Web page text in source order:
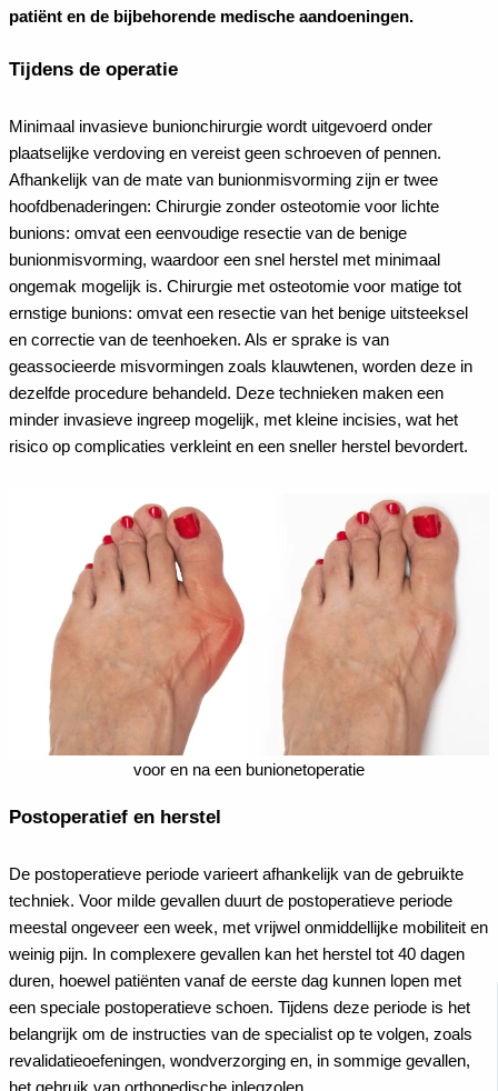
patiënt en de bijbehorende medische aandoeningen.
Tijdens de operatie
Minimaal invasieve bunionchirurgie wordt uitgevoerd onder
plaatselijke verdoving en vereist geen schroeven of pennen.
Afhankelijk van de mate van bunionmisvorming zijn er twee
hoofdbenaderingen: Chirurgie zonder osteotomie voor lichte
bunions: omvat een eenvoudige resectie van de benige
bunionmisvorming, waardoor een snel herstel met minimaal
ongemak mogelijk is. Chirurgie met osteotomie voor matige tot
ernstige bunions: omvat een resectie van het benige uitsteeksel
en correctie van de teenhoeken. Als er sprake is van
geassocieerde misvormingen zoals klauwtenen, worden deze in
dezelfde procedure behandeld. Deze technieken maken een
minder invasieve ingreep mogelijk, met kleine incisies, wat het
risico op complicaties verkleint en een sneller herstel bevordert.
voor en na een bunionetoperatie
Postoperatief en herstel
De postoperatieve periode varieert afhankelijk van de gebruikte
techniek. Voor milde gevallen duurt de postoperatieve periode
meestal ongeveer een week, met vrijwel onmiddellijke mobiliteit en
weinig pijn. In complexere gevallen kan het herstel tot 40 dagen
duren, hoewel patiënten vanaf de eerste dag kunnen lopen met
een speciale postoperatieve schoen. Tijdens deze periode is het
belangrijk om de instructies van de specialist op te volgen, zoals
revalidatieoefeningen, wondverzorging en, in sommige gevallen,